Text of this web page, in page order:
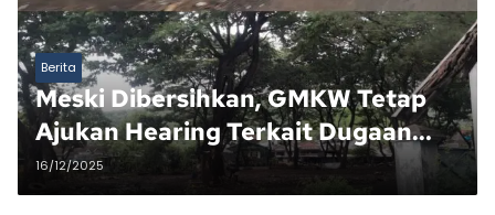
Berita
Meski Dibersihkan, GMKW Tetap
Ajukan Hearing Terkait Dugaan
Penyalahgunaan Area Terminal
Sritanjung
16/12/2025